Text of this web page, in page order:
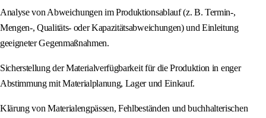
Analyse von Abweichungen im Produktionsablauf (z. B. Termin-,
Mengen-, Qualitäts- oder Kapazitätsabweichungen) und Einleitung
geeigneter Gegenmaßnahmen.
Sicherstellung der Materialverfügbarkeit für die Produktion in enger
Abstimmung mit Materialplanung, Lager und Einkauf.
Klärung von Materialengpässen, Fehlbeständen und buchhalterischen